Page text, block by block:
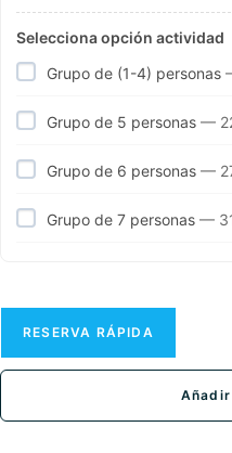
Selecciona opción actividad
Grupo de (1-4) personas
Grupo de 5 personas —
Grupo de 6 personas —
Grupo de 7 personas —
RESERVA RÁPIDA